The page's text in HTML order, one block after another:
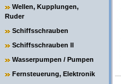
Wellen, Kupplungen,
Ruder
Schiffsschrauben
Schiffsschrauben II
Wasserpumpen / Pumpen
Fernsteuerung, Elektronik